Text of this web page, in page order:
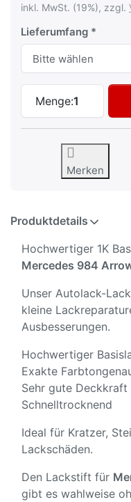
inkl. MwSt. (19%), zzgl.
Lieferumfang
Menge:1
Merken
Produktdetails
Hochwertiger 1K
Mercedes 984
Unser Autolack-
kleine
Ausbesserungen.
Hochwertiger
Exakte
Sehr gute Deckkraft
Schnelltrocknend
Ideal für Kratzer,
Lackschäden.
Den Lackstift für
gibt es wahlweise